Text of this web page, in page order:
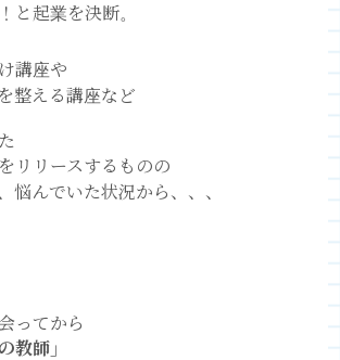
と起業を決断。
講座や
整える講座など
リリースするものの
悩んでいた状況から、、、
ってから
教師」